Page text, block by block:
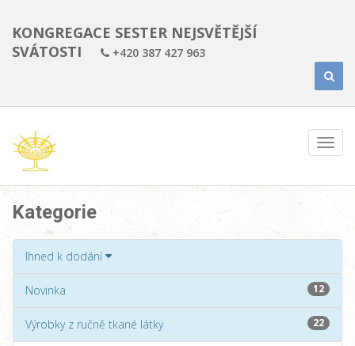
KONGREGACE SESTER NEJSVĚTĚJŠÍ
SVÁTOSTI
+420 387 427 963
Kategorie
Ihned k dodání
Novinka 12
Výrobky z ručně tkané látky 22